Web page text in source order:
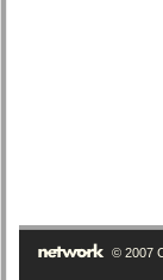
© 2007